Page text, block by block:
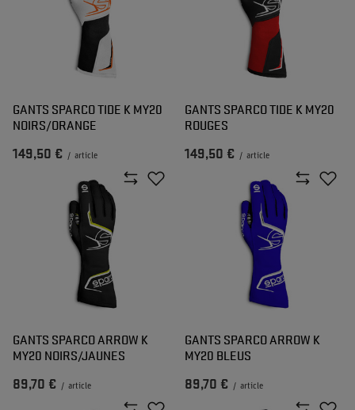
GANTS SPARCO TIDE K MY20
NOIRS/ORANGE
149,50 € / article
GANTS SPARCO TIDE K MY20
ROUGES
149,50 € / article
GANTS SPARCO ARROW K
MY20 NOIRS/JAUNES
89,70 € / article
GANTS SPARCO ARROW K
MY20 BLEUS
89,70 € / article